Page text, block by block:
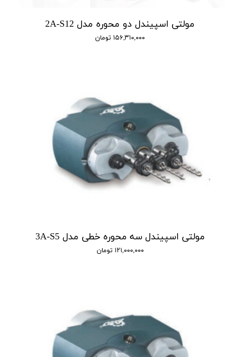
مولتی اسپیندل دو محوره مدل 2A-S12
۱۵۶,۳۱۰,۰۰۰ تومان
مولتی اسپیندل سه محوره خطی مدل 3A-S5
۱۲۱,۰۰۰,۰۰۰ تومان